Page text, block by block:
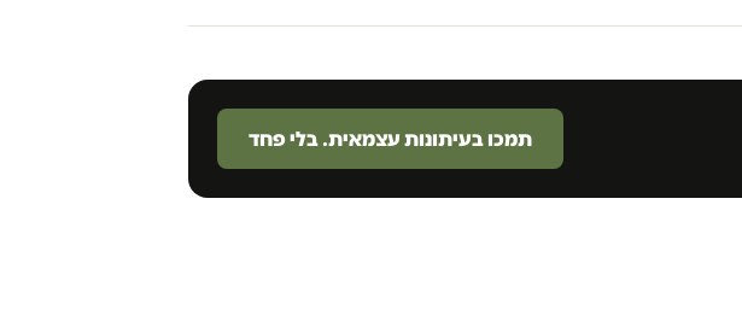
תמכו בעיתונות עצמאית. בלי פחד